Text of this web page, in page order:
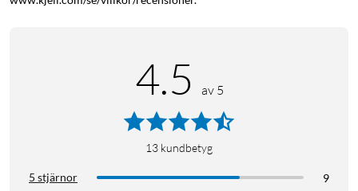
trådlöst och använda MagSafe-tillbehör utan att ta av skalet.
Återvunna material, robust konstruktion
Skalet är tillverkat av återvunnen polykarbonat och
återvunnen termoplastisk polyuretan (TPU). Polykarbonaten
bidrar med formstabilitet, medan TPU ger flexibilitet som gör
vid fall.
4.5 av 5
13 kundbetyg
5 stjärnor 9